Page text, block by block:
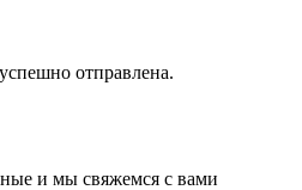
отправлена.
и мы свяжемся с вами